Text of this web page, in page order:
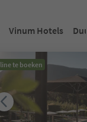
Vinum Hotels
te boeken